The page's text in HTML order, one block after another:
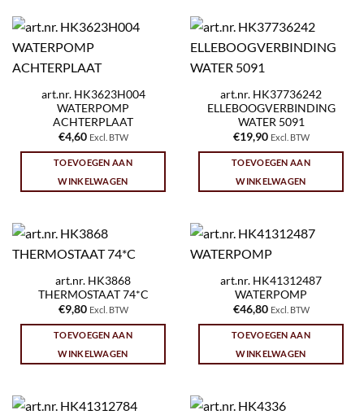
art.nr. HK3623H004
WATERPOMP
ACHTERPLAAT
€4,60 Excl. BTW
TOEVOEGEN AAN
WINKELWAGEN
art.nr. HK37736242
ELLEBOOGVERBINDING
WATER 5091
€19,90 Excl. BTW
TOEVOEGEN AAN
WINKELWAGEN
art.nr. HK3868
THERMOSTAAT 74*C
€9,80 Excl. BTW
TOEVOEGEN AAN
WINKELWAGEN
art.nr. HK41312487
WATERPOMP
€46,80 Excl. BTW
TOEVOEGEN AAN
WINKELWAGEN